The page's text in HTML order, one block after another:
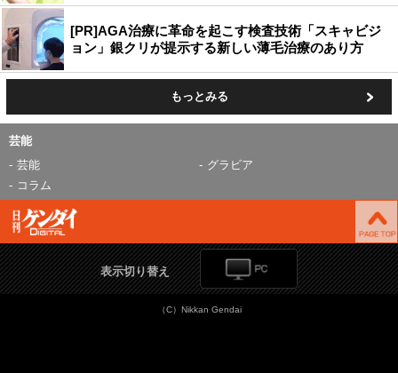
[PR]AGA治療に革命を起こす検査技術「スキャビジ
ョン」銀クリが提示する新しい薄毛治療のあり方
もっとみる
芸能
芸能
グラビア
コラム
表示切り替え
（C）Nikkan Gendai